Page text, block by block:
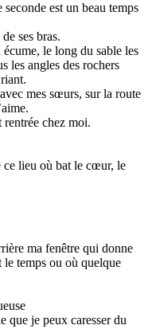
est un beau temps
ses bras.
écume, le long du sable les
les angles des rochers
mes sœurs, sur la route
rentrée chez moi.
ce lieu où bat le cœur, le
ma fenêtre qui donne
le temps ou où quelque
que je peux caresser du